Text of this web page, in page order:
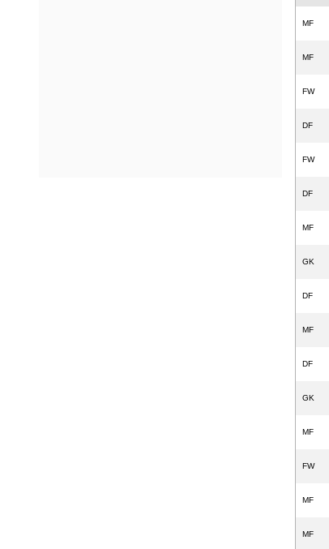
MF
MF
FW
DF
FW
DF
MF
GK
DF
MF
DF
GK
MF
FW
MF
MF